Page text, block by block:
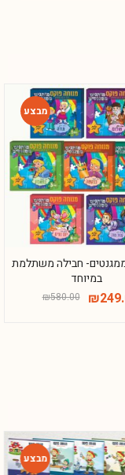
-57%
חבילה משתלמת
במיוחד
₪580.00 ₪